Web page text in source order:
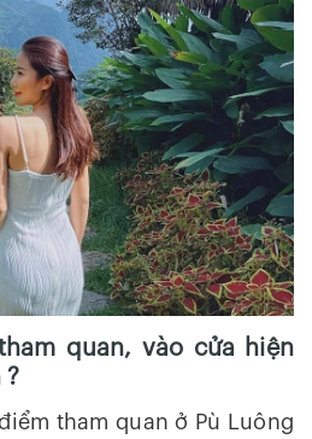
quan, vào cửa hiện
?
tham quan ở Pù Luông